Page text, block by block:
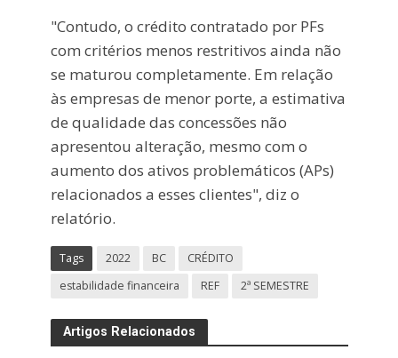
"Contudo, o crédito contratado por PFs
com critérios menos restritivos ainda não
se maturou completamente. Em relação
às empresas de menor porte, a estimativa
de qualidade das concessões não
apresentou alteração, mesmo com o
aumento dos ativos problemáticos (APs)
relacionados a esses clientes", diz o
relatório.
Tags 2022 BC
CRÉDITO
estabilidade financeira
REF 2ª SEMESTRE
Artigos Relacionados